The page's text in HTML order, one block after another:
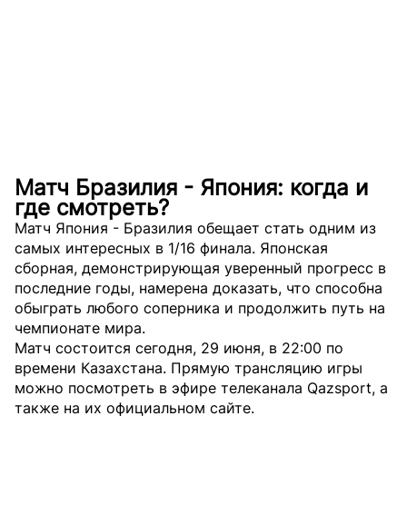
Матч Бразилия - Япония: когда и
где смотреть?
Матч Япония - Бразилия обещает стать одним из
самых интересных в 1/16 финала. Японская
сборная, демонстрирующая уверенный прогресс в
последние годы, намерена доказать, что способна
обыграть любого соперника и продолжить путь на
чемпионате мира.
Матч состоится сегодня, 29 июня, в 22:00 по
времени Казахстана. Прямую трансляцию игры
можно посмотреть в эфире телеканала Qazsport, а
также на их официальном сайте.